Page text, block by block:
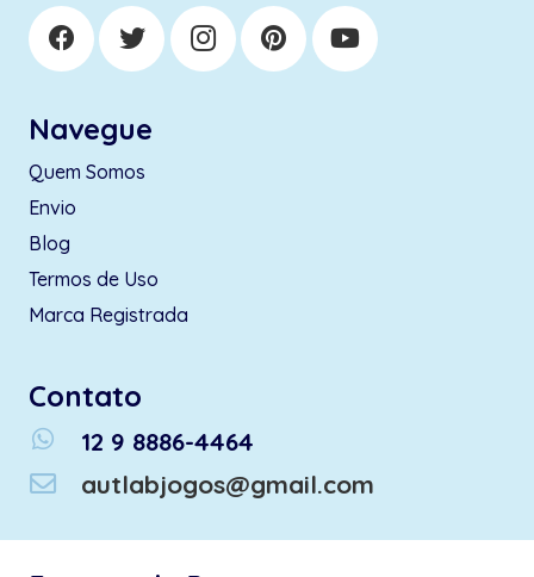
Navegue
Quem Somos
Envio
Blog
Termos de Uso
Marca Registrada
Contato
whatsapp
12 9 8886-4464
autlabjogos@gmail.com